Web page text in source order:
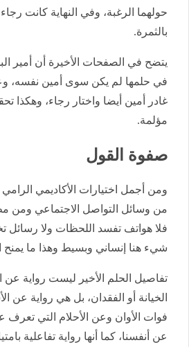
حولهما الرغبة، وفي النهاية كانت
بالثمرة.
يتضح في الصفحات الأخيرة أن أمير
في حلمها لم يكن سوى أمين نفسه،
غادر أمين أيضا واختار رجاء، وهكذا
مؤلمة.
صفوة القول
ومن أجمل اختيارات الأكاديمي الرامي
من وسائل التواصل الاجتماعي ومن
فلا هواتف تفسد اللحظات ولا رسائل
شيء هنا إنساني وبسيط وهذا ما يمنح
تفاصيل الحلم الأخير ليست رواية
الخيانة أو الفقدان، بل هي رواية عن
فوات الأوان وعن الأحلام التي تعرف
عن أنفسنا، كما أنها رواية تفاعلية